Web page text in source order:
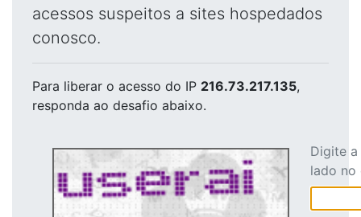
acessos suspeitos a sites hospedados
conosco.
Para liberar o acesso do IP 216.73.217.135,
responda ao desafio abaixo.
Digite
lado no